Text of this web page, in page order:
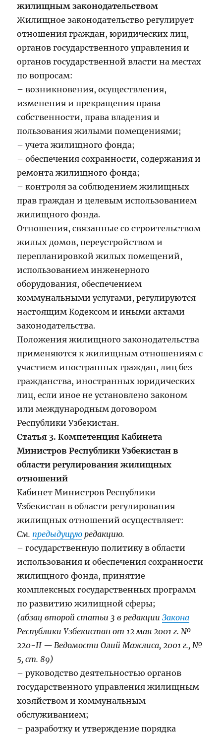
жилищным законодательством
Жилищное законодательство регулирует
отношения граждан, юридических лиц,
органов государственного управления и
органов государственной власти на местах
по вопросам:
– возникновения, осуществления,
изменения и прекращения права
собственности, права владения и
пользования жилыми помещениями;
– учета жилищного фонда;
– обеспечения сохранности, содержания и
ремонта жилищного фонда;
– контроля за соблюдением жилищных
прав граждан и целевым использованием
жилищного фонда.
Отношения, связанные со строительством
жилых домов, переустройством и
перепланировкой жилых помещений,
использованием инженерного
оборудования, обеспечением
коммунальными услугами, регулируются
настоящим Кодексом и иными актами
законодательства.
Положения жилищного законодательства
применяются к жилищным отношениям с
участием иностранных граждан, лиц без
гражданства, иностранных юридических
лиц, если иное не установлено законом
или международным договором
Республики Узбекистан.
Статья 3. Компетенция Кабинета
Министров Республики Узбекистан в
области регулирования жилищных
отношений
Кабинет Министров Республики
Узбекистан в области регулирования
жилищных отношений осуществляет:
См. предыдущую редакцию.
– государственную политику в области
использования и обеспечения сохранности
жилищного фонда, принятие
комплексных государственных программ
по развитию жилищной сферы;
(абзац второй статьи 3 в редакцииЗакона
Республики Узбекистан от 12 мая 2001 г. №
220-II — Ведомости Олий Мажлиса, 2001 г., №
5, ст. 89)
– руководство деятельностью органов
государственного управления жилищным
хозяйством и коммунальным
обслуживанием;
– разработку и утверждение порядка